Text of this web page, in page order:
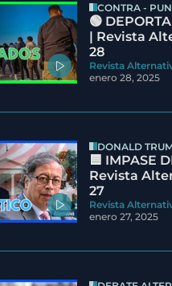
CONTRA -
🟢
| Revista
28
Revista
enero 28, 2025
DONALD
🟦 IMPASE
Revista
27
Revista
enero 27, 2025